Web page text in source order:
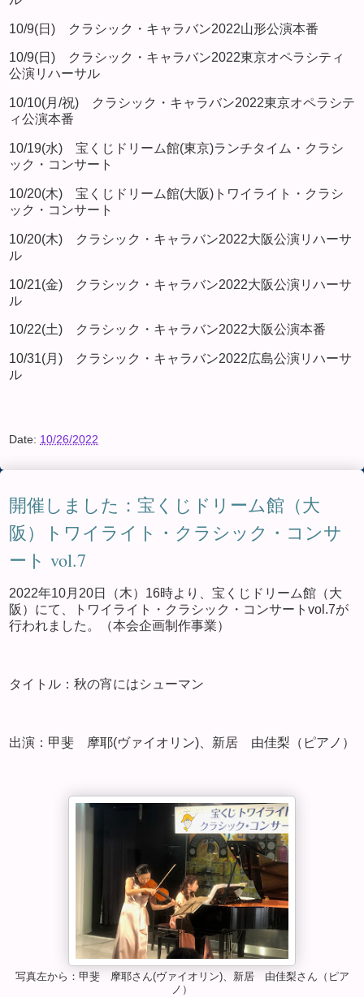
10/9(日) クラシック・キャラバン2022山形公演本番
10/9(日) クラシック・キャラバン2022東京オペラシティ
公演リハーサル
10/10(月/祝) クラシック・キャラバン2022東京オペラシテ
ィ公演本番
10/19(水) 宝くじドリーム館(東京)ランチタイム・クラシ
ック・コンサート
10/20(木) 宝くじドリーム館(大阪)トワイライト・クラシ
ック・コンサート
10/20(木) クラシック・キャラバン2022大阪公演リハーサ
ル
10/21(金) クラシック・キャラバン2022大阪公演リハーサ
ル
10/22(土) クラシック・キャラバン2022大阪公演本番
10/31(月) クラシック・キャラバン2022広島公演リハーサ
ル
Date: 10/26/2022
開催しました：宝くじドリーム館（大
阪）トワイライト・クラシック・コンサ
ート vol.7
2022年10月20日（木）16時より、宝くじドリーム館（大
阪）にて、トワイライト・クラシック・コンサートvol.7が
行われました。（本会企画制作事業）
タイトル：秋の宵にはシューマン
出演：甲斐 摩耶(ヴァイオリン)、新居 由佳梨（ピアノ）
写真左から：甲斐 摩耶さん(ヴァイオリン)、新居 由佳梨さん（ピア
ノ）